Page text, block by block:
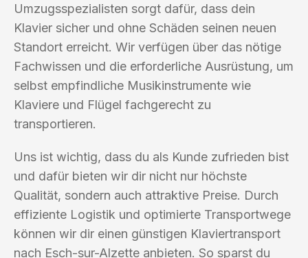
Umzugsspezialisten sorgt dafür, dass dein
Klavier sicher und ohne Schäden seinen neuen
Standort erreicht. Wir verfügen über das nötige
Fachwissen und die erforderliche Ausrüstung, um
selbst empfindliche Musikinstrumente wie
Klaviere und Flügel fachgerecht zu
transportieren.
Uns ist wichtig, dass du als Kunde zufrieden bist
und dafür bieten wir dir nicht nur höchste
Qualität, sondern auch attraktive Preise. Durch
effiziente Logistik und optimierte Transportwege
können wir dir einen günstigen Klaviertransport
nach Esch-sur-Alzette anbieten. So sparst du